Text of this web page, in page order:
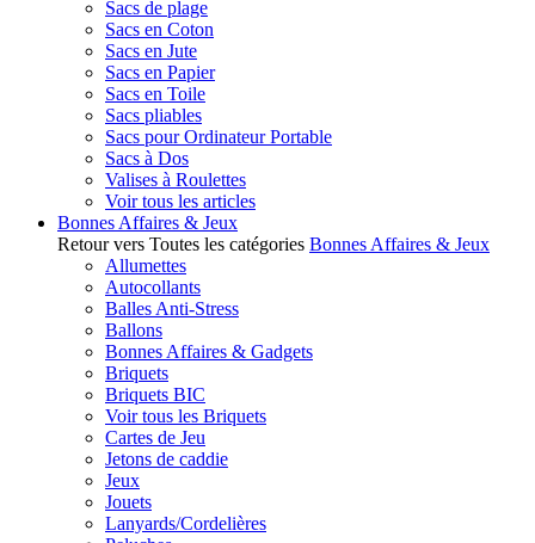
Sacs de plage
Sacs en Coton
Sacs en Jute
Sacs en Papier
Sacs en Toile
Sacs pliables
Sacs pour Ordinateur Portable
Sacs à Dos
Valises à Roulettes
Voir tous les articles
Bonnes Affaires & Jeux
Retour vers Toutes les catégories Bonnes Affaires & Jeux
Allumettes
Autocollants
Balles Anti-Stress
Ballons
Bonnes Affaires & Gadgets
Briquets
Briquets BIC
Voir tous les Briquets
Cartes de Jeu
Jetons de caddie
Jeux
Jouets
Lanyards/Cordelières